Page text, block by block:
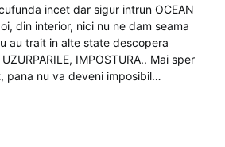
incet dar sigur intrun OCEAN
din interior, nici nu ne dam seama
au trait in alte state descopera
IMPOSTURA.. Mai sper
pana nu va deveni imposibil…